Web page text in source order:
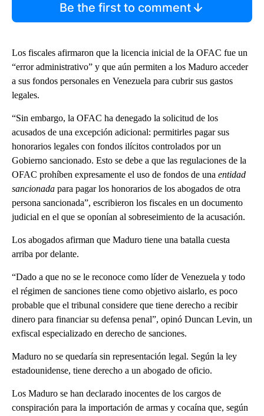
Be the first to comment
Los fiscales afirmaron que la licencia inicial de la OFAC fue un
“error administrativo” y que aún permiten a los Maduro acceder
a sus fondos personales en Venezuela para cubrir sus gastos
legales.
“Sin embargo, la OFAC ha denegado la solicitud de los
acusados ​​de una excepción adicional: permitirles pagar sus
honorarios legales con fondos ilícitos controlados por un
Gobierno sancionado. Esto se debe a que las regulaciones de la
OFAC prohíben expresamente el uso de fondos de una entidad
sancionada para pagar los honorarios de los abogados de otra
persona sancionada”, escribieron los fiscales en un documento
judicial en el que se oponían al sobreseimiento de la acusación.
Los abogados afirman que Maduro tiene una batalla cuesta
arriba por delante.
“Dado a que no se le reconoce como líder de Venezuela y todo
el régimen de sanciones tiene como objetivo aislarlo, es poco
probable que el tribunal considere que tiene derecho a recibir
dinero para financiar su defensa penal”, opinó Duncan Levin, un
exfiscal especializado en derecho de sanciones.
Maduro no se quedaría sin representación legal. Según la ley
estadounidense, tiene derecho a un abogado de oficio.
Los Maduro se han declarado inocentes de los cargos de
conspiración para la importación de armas y cocaína que, según